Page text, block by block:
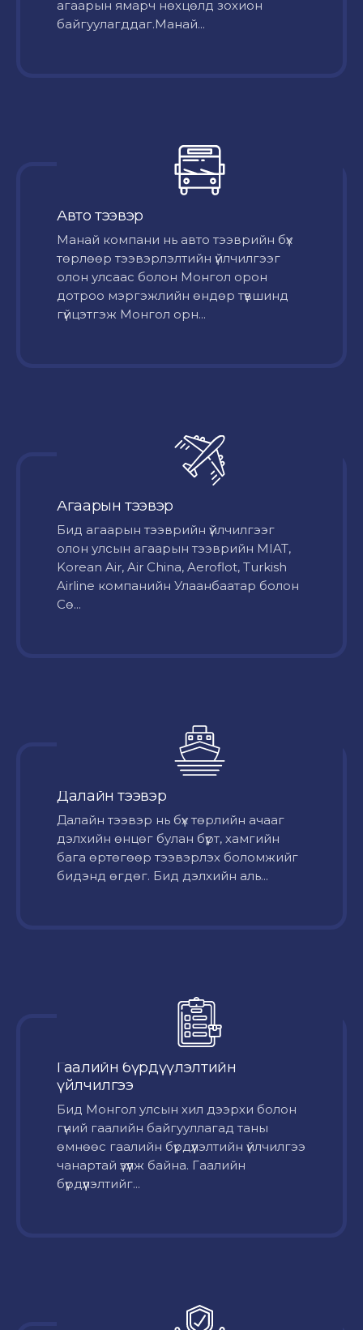
агаарын ямарч нөхцөлд зохион
байгуулагддаг.Манай...
Авто тээвэр
Mанай компани нь авто тээврийн бүх
төрлөөр тээвэрлэлтийн үйлчилгээг
олон улсаас болон Монгол орон
дотроо мэргэжлийн өндөр түвшинд
гүйцэтгэж Монгол орн...
Агаарын тээвэр
Бид агаарын тээврийн үйлчилгээг
олон улсын агаарын тээврийн MIAT,
Korean Air, Air China, Aeroflot, Turkish
Airline компанийн Улаанбаатар болон
Сө...
Далайн тээвэр
Далайн тээвэр нь бүх төрлийн ачааг
дэлхийн өнцөг булан бүрт, хамгийн
бага өртөгөөр тээвэрлэх боломжийг
бидэнд өгдөг. Бид дэлхийн аль...
Гаалийн бүрдүүлэлтийн
үйлчилгээ
Бид Монгол улсын хил дээрхи болон
гүний гаалийн байгууллагад таны
өмнөөс гаалийн бүрдүүлэлтийн үйлчилгээ
чанартай үзүүлж байна. Гаалийн
бүрдүүлэлтийг...